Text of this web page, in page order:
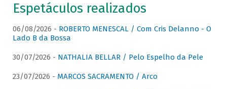
Espetáculos realizados
06/08/2026 - ROBERTO MENESCAL / Com Cris Delanno - O
Lado B da Bossa
30/07/2026 - NATHALIA BELLAR / Pelo Espelho da Pele
23/07/2026 - MARCOS SACRAMENTO / Arco